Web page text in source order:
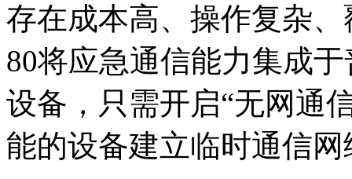
存在成本高、操作复杂
80将应急通信能力集成
设备，只需开启“无网通
能的设备建立临时通信网